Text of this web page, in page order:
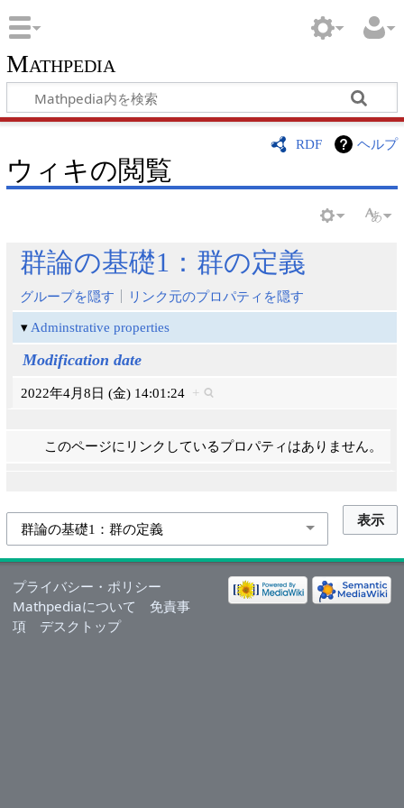
Mathpedia
RDF ヘルプ
ウィキの閲覧
群論の基礎1：群の定義
グループを隠す リンク元のプロパティを隠す
Adminstrative properties
Modification date
2022年4月8日 (金) 14:01:24 +
このページにリンクしているプロパティはありません。
プライバシー・ポリシー
Mathpediaについて
免責事
項
デスクトップ